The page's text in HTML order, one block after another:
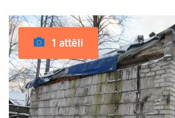
1 attēli